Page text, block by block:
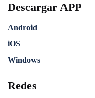
Descargar APP
Android
iOS
Windows
Redes